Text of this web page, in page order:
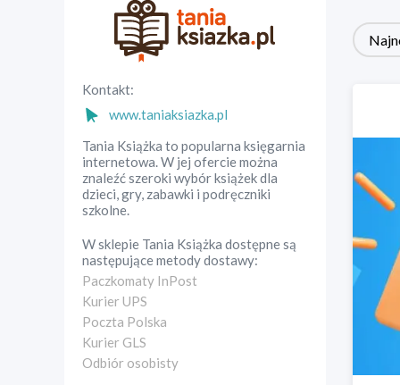
Kontakt:
www.taniaksiazka.pl
Tania Książka to popularna księgarnia
internetowa. W jej ofercie można
znaleźć szeroki wybór książek dla
dzieci, gry, zabawki i podręczniki
szkolne.
W sklepie Tania Książka dostępne są
następujące metody dostawy:
Paczkomaty InPost
Kurier UPS
Poczta Polska
Kurier GLS
Odbiór osobisty